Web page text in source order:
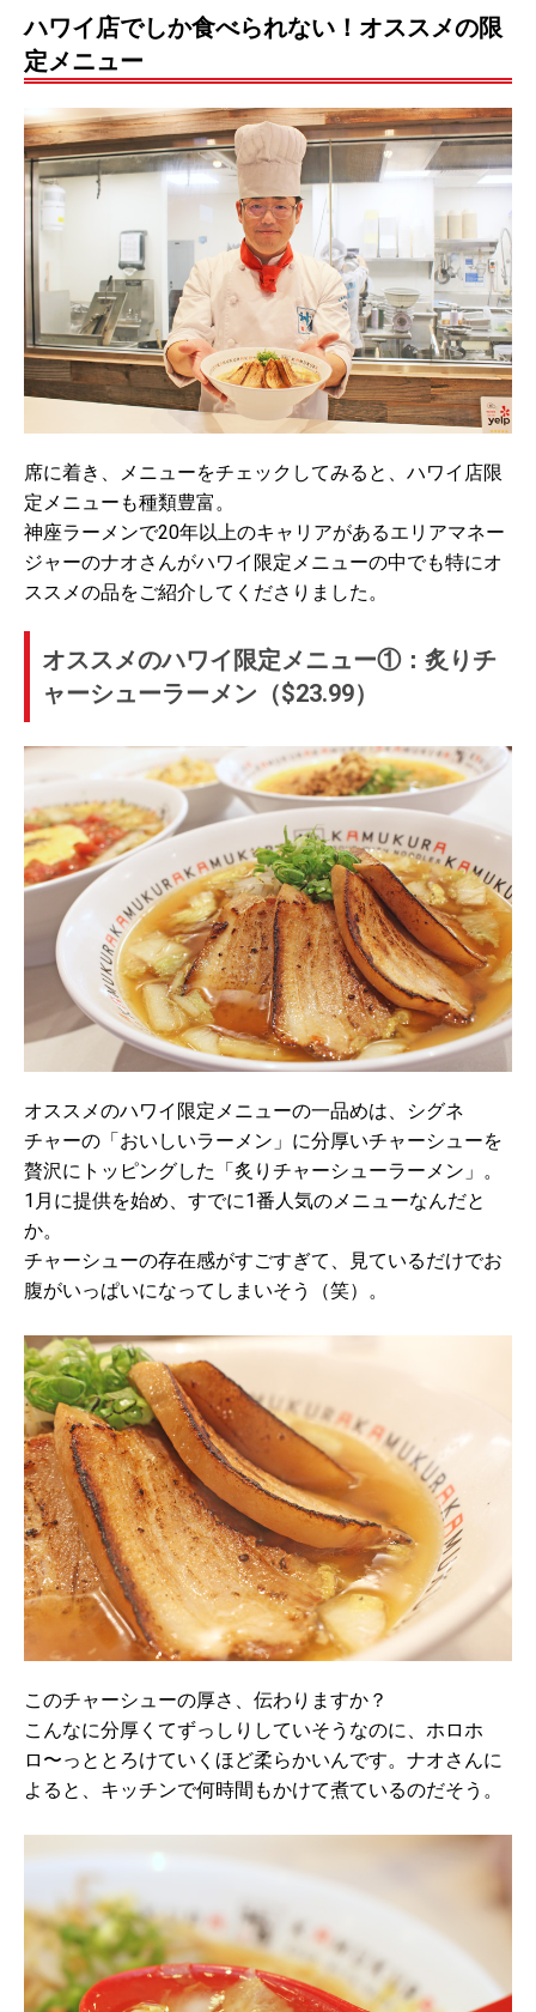
ハワイ店でしか食べられない！オススメの限
定メニュー
席に着き、メニューをチェックしてみると、ハワイ店限
定メニューも種類豊富。
神座ラーメンで20年以上のキャリアがあるエリアマネー
ジャーのナオさんがハワイ限定メニューの中でも特にオ
ススメの品をご紹介してくださりました。
オススメのハワイ限定メニュー①：炙りチ
ャーシューラーメン（$23.99）
オススメのハワイ限定メニューの一品めは、シグネ
チャーの「おいしいラーメン」に分厚いチャーシューを
贅沢にトッピングした「炙りチャーシューラーメン」。
1月に提供を始め、すでに1番人気のメニューなんだと
か。
チャーシューの存在感がすごすぎて、見ているだけでお
腹がいっぱいになってしまいそう（笑）。
このチャーシューの厚さ、伝わりますか？
こんなに分厚くてずっしりしていそうなのに、ホロホ
ロ〜っととろけていくほど柔らかいんです。ナオさんに
よると、キッチンで何時間もかけて煮ているのだそう。